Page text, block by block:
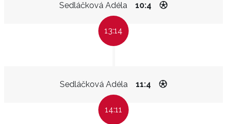
Sedláčková Adéla 10:4
13:14
Sedláčková Adéla 11:4
14:11